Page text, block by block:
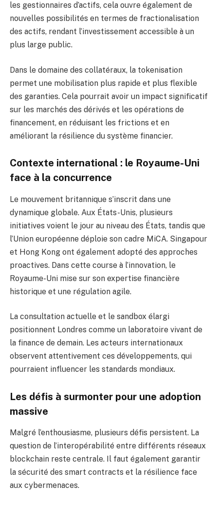
les gestionnaires d’actifs, cela ouvre également de
nouvelles possibilités en termes de fractionalisation
des actifs, rendant l’investissement accessible à un
plus large public.
Dans le domaine des collatéraux, la tokenisation
permet une mobilisation plus rapide et plus flexible
des garanties. Cela pourrait avoir un impact significatif
sur les marchés des dérivés et les opérations de
financement, en réduisant les frictions et en
améliorant la résilience du système financier.
Contexte international : le Royaume-Uni
face à la concurrence
Le mouvement britannique s’inscrit dans une
dynamique globale. Aux États-Unis, plusieurs
initiatives voient le jour au niveau des États, tandis que
l’Union européenne déploie son cadre MiCA. Singapour
et Hong Kong ont également adopté des approches
proactives. Dans cette course à l’innovation, le
Royaume-Uni mise sur son expertise financière
historique et une régulation agile.
La consultation actuelle et le sandbox élargi
positionnent Londres comme un laboratoire vivant de
la finance de demain. Les acteurs internationaux
observent attentivement ces développements, qui
pourraient influencer les standards mondiaux.
Les défis à surmonter pour une adoption
massive
Malgré l’enthousiasme, plusieurs défis persistent. La
question de l’interopérabilité entre différents réseaux
blockchain reste centrale. Il faut également garantir
la sécurité des smart contracts et la résilience face
aux cybermenaces.